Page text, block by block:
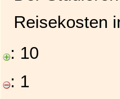
Reisekosten
: 10
: 1